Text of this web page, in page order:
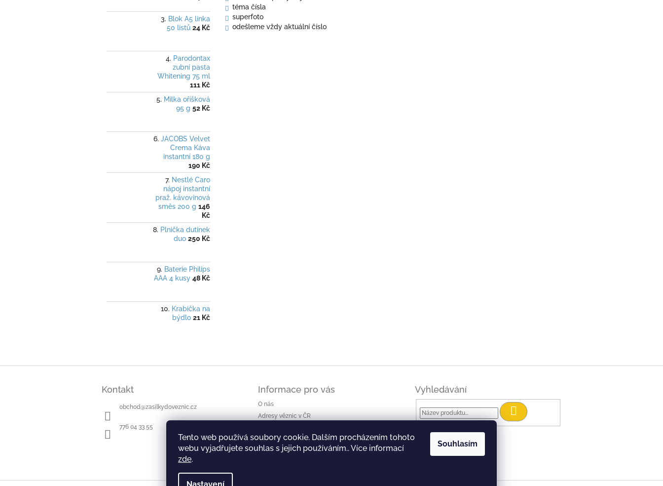
Tento web používá soubory cookie. Dalším procházením tohoto
webu vyjadřujete souhlas s jejich používáním.. Více informací
zde.
Souhlasím
Blok A5 linka
50 listů 24 Kč
Parodontax
zubní pasta
Whitening 75 ml
111 Kč
Milka oříšková
95 g 52 Kč
JACOBS Velvet
Crema Káva
instantní 180 g
190 Kč
Nestlé Caro
nápoj instantní
praž. kávovinová
směs 200 g 146
Kč
Plnička dutinek
duo 250 Kč
Baterie Philips
AAA 4 kusy 48 Kč
Krabička na
býdlo 21 Kč
téma čísla
superfoto
odešleme vždy aktuální číslo
Kontakt
obchod@zasilkydoveznic.cz
776 04 33 55
Informace pro vás
O nás
Adresy věznic v ČR
Ke stažení
Obchodní podmínky
Vyhledávání
Hledat